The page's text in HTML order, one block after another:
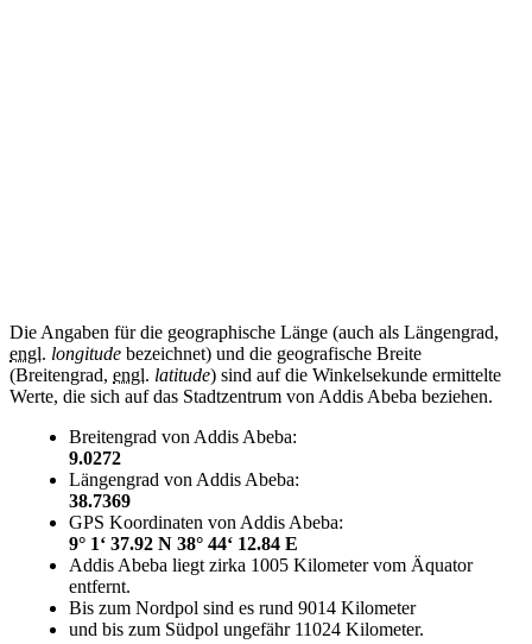
Die Angaben für die geographische Länge (auch als Längengrad,
engl. longitude bezeichnet) und die geografische Breite
(Breitengrad, engl. latitude) sind auf die Winkelsekunde ermittelte
Werte, die sich auf das Stadtzentrum von Addis Abeba beziehen.
Breitengrad von Addis Abeba:
9.0272
Längengrad von Addis Abeba:
38.7369
GPS Koordinaten von Addis Abeba:
9° 1‘ 37.92 N 38° 44‘ 12.84 E
Addis Abeba liegt zirka 1005 Kilometer vom Äquator
entfernt.
Bis zum Nordpol sind es rund 9014 Kilometer
und bis zum Südpol ungefähr 11024 Kilometer.